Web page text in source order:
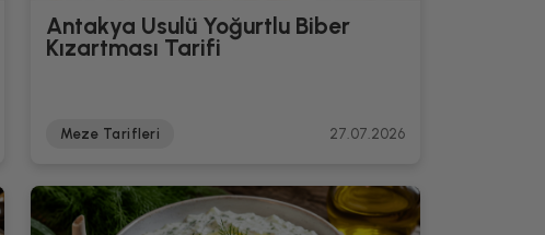
Antakya Usulü Yoğurtlu Biber
Kızartması Tarifi
Meze Tarifleri 27.07.2026